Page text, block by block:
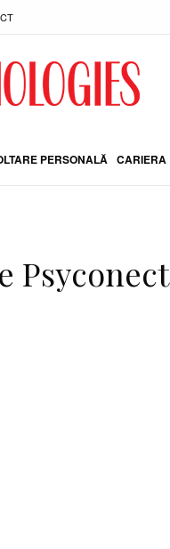
PERSONALĂ CARIERA
Psyconect